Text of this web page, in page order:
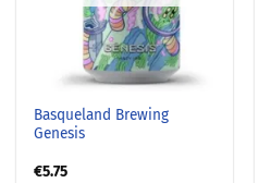
Basqueland Brewing
Genesis
€5.75